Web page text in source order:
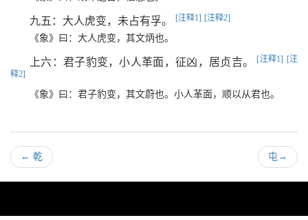
九五：大人虎变，未占有孚。 [注释1] [注释2]
《象》曰：大人虎变，其文炳也。
上六：君子豹变，小人革面，征凶，居贞吉。 [注释1] [注
释2]
《象》曰：君子豹变，其文蔚也。小人革面，顺以从君也。
← 乾 屯→